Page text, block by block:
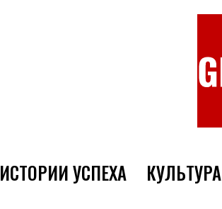
ИСТОРИИ УСПЕХА КУЛЬТУРА